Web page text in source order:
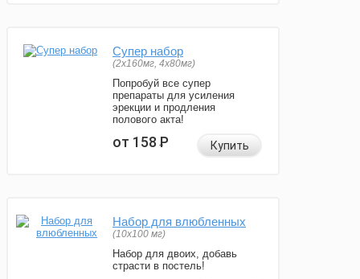
Супер набор
(2х160мг, 4х80мг)
Попробуй все супер
препараты для усиления
эрекции и продления
полового акта!
от 158Р Купить
Набор для влюбленных
(10х100 мг)
Набор для двоих, добавь
страсти в постель!